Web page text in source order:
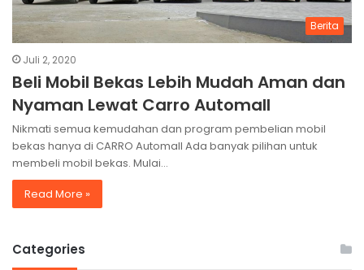
Berita
Juli 2, 2020
Beli Mobil Bekas Lebih Mudah Aman dan
Nyaman Lewat Carro Automall
Nikmati semua kemudahan dan program pembelian mobil
bekas hanya di CARRO Automall Ada banyak pilihan untuk
membeli mobil bekas. Mulai…
Read More »
Categories